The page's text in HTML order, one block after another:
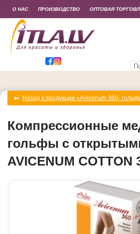
О НАС ПРОИЗВОДСТВО ОПТОВАЯ
Назад к продукции «Avicenum 360-
Компрессионные
гольфы с
AVICENUM COTTON